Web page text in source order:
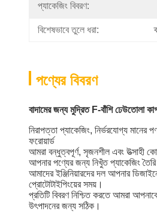
প্যাকেজিং বিবরণ:
বিশেষভাবে তুলে ধরা:
পণ্যের বিবরণ
বাদামের জন্য মুদ্রিত F-বাঁশি ঢেউতোলা
নিরাপত্তা প্যাকেজিং, নির্ভরযোগ্য মানের
ফরোয়ার্ড
আমরা বন্ধুত্বপূর্ণ, সৃজনশীল এবং উত্সাহী
আপনার পণ্যের জন্য নিখুঁত প্যাকেজিং
আমাদের ইঞ্জিনিয়ারদের দল আপনার
প্রোটোটাইপিংয়ের সময়।
প্রতিটি বিবরণ নিশ্চিত করতে আমরা
উৎপাদনের জন্য সঠিক।